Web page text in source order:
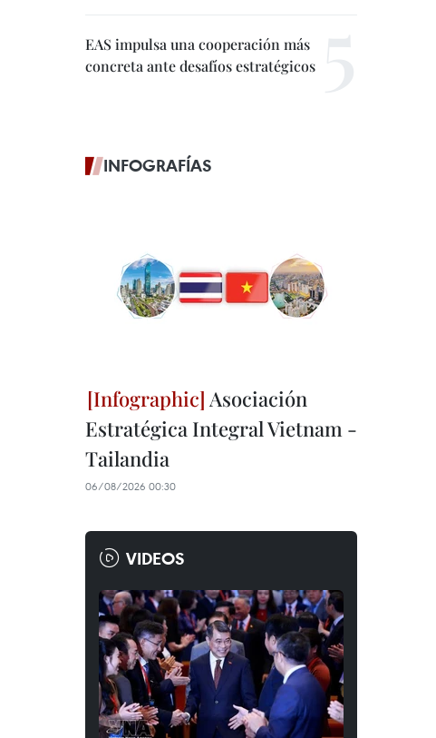
EAS impulsa una cooperación más
concreta ante desafíos estratégicos
INFOGRAFÍAS
Asociación
Estratégica Integral Vietnam -
Tailandia
06/08/2026 00:30
VIDEOS